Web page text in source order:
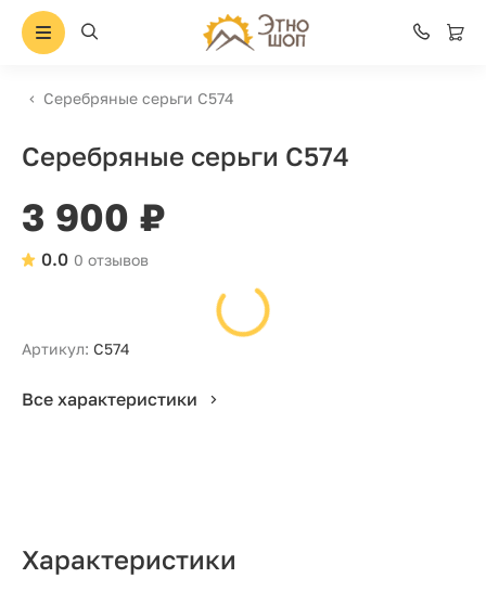
Серебряные серьги С574
Серебряные серьги С574
3 900 ₽
0 отзывов
0.0
Артикул: С574
Все характеристики
Характеристики